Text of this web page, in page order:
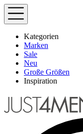
Kategorien
Marken
Sale
Neu
Große Größen
Inspiration